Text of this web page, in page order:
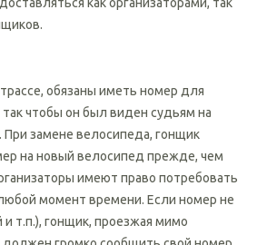
Запчасти, инструмент и помощь на
как организаторами, так
обязаны иметь номер для
так чтобы он был виден судьям на
При замене велосипеда, гонщик
на новый велосипед прежде, чем
имеют право потребовать
момент времени. Если номер не